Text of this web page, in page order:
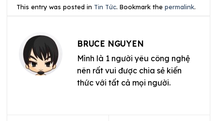
This entry was posted in Tin Tức. Bookmark thepermalink.
BRUCE NGUYEN
Mình là 1 người yêu công nghệ
nên rất vui được chia sẻ kiến
thức với tất cả mọi người.